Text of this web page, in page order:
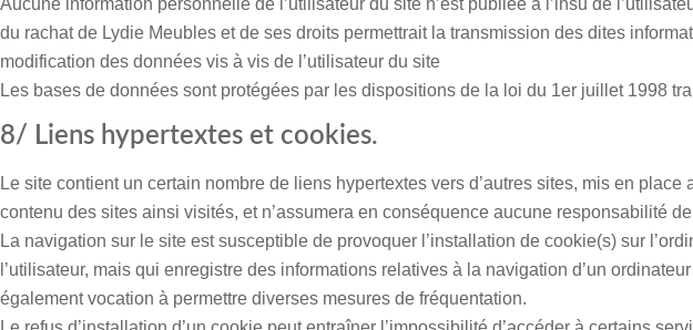
Aucune information personnelle de l’utilisateur du site n’est publiée à l’insu de
du rachat de Lydie Meubles et de ses droits permettrait la transmission des dites
modification des données vis à vis de l’utilisateur du site
Les bases de données sont protégées par les dispositions de la loi du 1er juillet 1998
8/ Liens hypertextes et cookies.
Le site contient un certain nombre de liens hypertextes vers d’autres sites, mis en place
contenu des sites ainsi visités, et n’assumera en conséquence aucune responsabilité
La navigation sur le site est susceptible de provoquer l’installation de cookie(s) sur
l’utilisateur, mais qui enregistre des informations relatives à la navigation d’un
également vocation à permettre diverses mesures de fréquentation.